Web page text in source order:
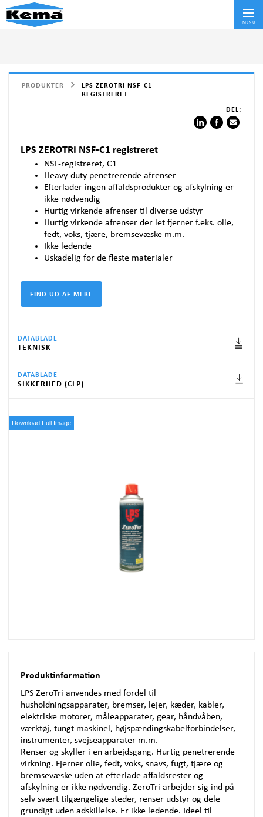
MENU
PRODUKTER
LPS ZEROTRI NSF-C1
REGISTRERET
DEL:
LPS ZEROTRI NSF-C1 registreret
NSF-registreret, C1
Heavy-duty penetrerende afrenser
Efterlader ingen affaldsprodukter og afskylning er
ikke nødvendig
Hurtig virkende afrenser til diverse udstyr
Hurtig virkende afrenser der let fjerner f.eks. olie,
fedt, voks, tjære, bremsevæske m.m.
Ikke ledende
Uskadelig for de fleste materialer
DATABLADE
TEKNISK
DATABLADE
SIKKERHED (CLP)
Download Full Image
Produktinformation
LPS ZeroTri anvendes med fordel til
husholdningsapparater, bremser, lejer, kæder, kabler,
elektriske motorer, måleapparater, gear, håndvåben,
værktøj, tungt maskinel, højspændingskabelforbindelser,
instrumenter, svejseapparater m.m.
Renser og skyller i en arbejdsgang. Hurtig penetrerende
virkning. Fjerner olie, fedt, voks, snavs, fugt, tjære og
bremsevæske uden at efterlade affaldsrester og
afskylning er ikke nødvendig. ZeroTri arbejder sig ind på
selv svært tilgængelige steder, renser udstyr og dele
grundigt uden adskillelse. Er ikke ledende. Ideel til